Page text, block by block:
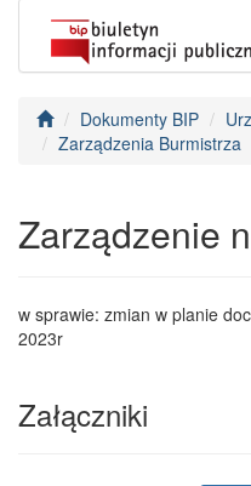
Dokumenty BIP
Zarządzenia Burmistrza
Zarządzenie
w sprawie: zmian w planie
2023r
Załączniki